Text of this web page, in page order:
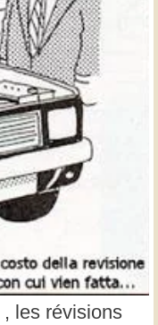
, les révisions